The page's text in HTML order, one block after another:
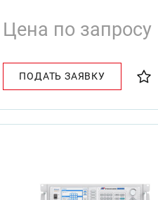
Цена по запросу
ПОДАТЬ ЗАЯВКУ